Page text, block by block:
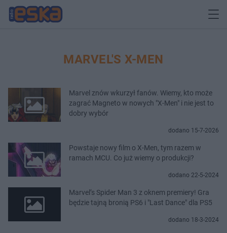
MARVEL'S X-MEN
Marvel znów wkurzył fanów. Wiemy, kto może
zagrać Magneto w nowych "X-Men" i nie jest to
dobry wybór
dodano 15-7-2026
Powstaje nowy film o X-Men, tym razem w
ramach MCU. Co już wiemy o produkcji?
dodano 22-5-2024
Marvel’s Spider Man 3 z oknem premiery! Gra
będzie tajną bronią PS6 i "Last Dance" dla PS5
dodano 18-3-2024